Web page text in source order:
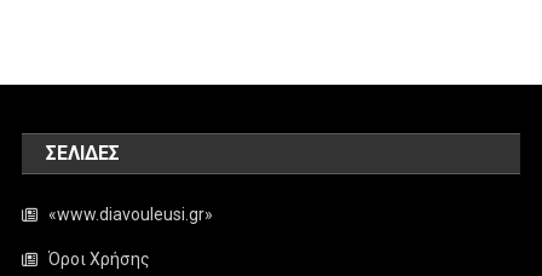
ΣΕΛΊΔΕΣ
«www.diavouleusi.gr»
Όροι Χρήσης